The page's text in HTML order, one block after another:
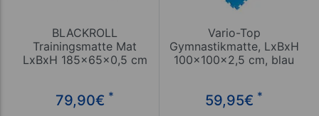
BLACKROLL
Trainingsmatte Mat
LxBxH 185x65x0,5 cm
79,90€ *
Vario-Top
Gymnastikmatte, LxBxH
100x100x2,5 cm, blau
59,95€ *